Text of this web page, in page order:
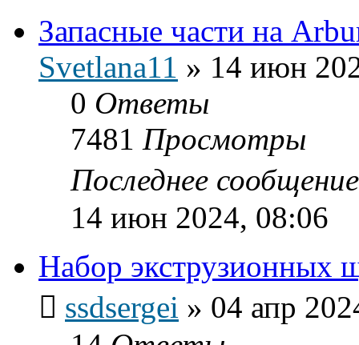
Запасные части на
Svetlana11 » 14 июн
0 Ответы
7481 Просмотры
Последнее
14 июн 2024, 08:06
Набор экструзионных
ssdsergei » 04 апр